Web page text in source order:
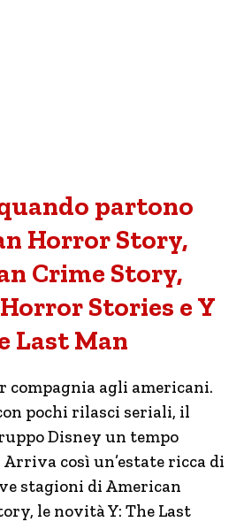
partono
Horror Story,
Crime Story,
Stories e Y
Last Man
compagnia agli americani.
pochi rilasci seriali, il
Disney un tempo
Arriva così un’estate ricca di
stagioni di American
le novità Y: The Last